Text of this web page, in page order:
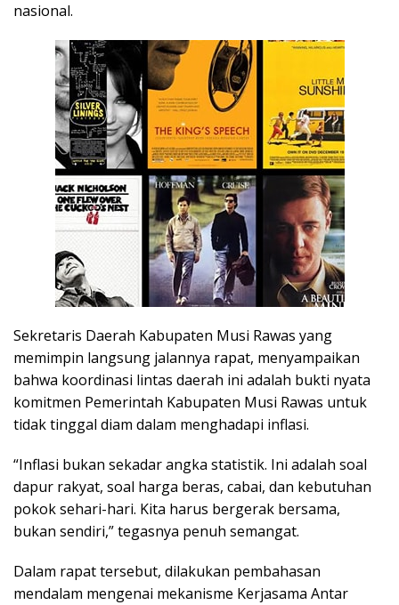
nasional.
Sekretaris Daerah Kabupaten Musi Rawas yang
memimpin langsung jalannya rapat, menyampaikan
bahwa koordinasi lintas daerah ini adalah bukti nyata
komitmen Pemerintah Kabupaten Musi Rawas untuk
tidak tinggal diam dalam menghadapi inflasi.
“Inflasi bukan sekadar angka statistik. Ini adalah soal
dapur rakyat, soal harga beras, cabai, dan kebutuhan
pokok sehari-hari. Kita harus bergerak bersama,
bukan sendiri,” tegasnya penuh semangat.
Dalam rapat tersebut, dilakukan pembahasan
mendalam mengenai mekanisme Kerjasama Antar